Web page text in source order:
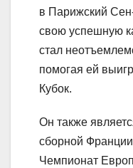
в Парижский
свою успешную
стал
помогая ей
Кубок.
Он также
сборной
Чемпионат